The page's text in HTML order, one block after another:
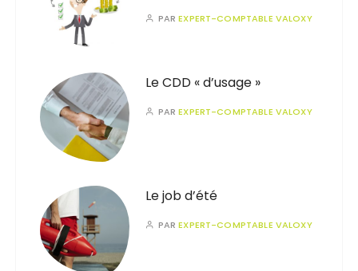
PAREXPERT-COMPTABLE VALOXY
Le CDD « d’usage »
PAREXPERT-COMPTABLE VALOXY
Le job d’été
PAREXPERT-COMPTABLE VALOXY